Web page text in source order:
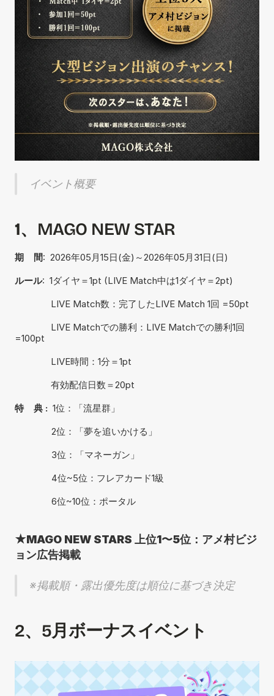
イベント概要
1、 MAGO NEW STAR
期    間:  2026年05月15日(金)～2026年05月31日(日)
ルール:  1ダイヤ＝1pt (LIVE Match中は1ダイヤ＝2pt)
LIVE Match数：完了したLIVE Match 1回 =50pt
LIVE Matchでの勝利：LIVE Matchでの勝利1回
=100pt
LIVE時間：1分＝1pt
有効配信日数＝20pt
特    典 :
  1位：「流星群」
               2位：「夢を追いかける」
               3位：「マネーガン」
               4位~5位：フレアカード1級
               6位~10位：ポータル
★MAGO NEW STARS 上位1〜5位：アメ村ビジ
ョン広告掲載
※掲載順・露出優先度は順位に基づき決定
2、5月ボーナスイベント